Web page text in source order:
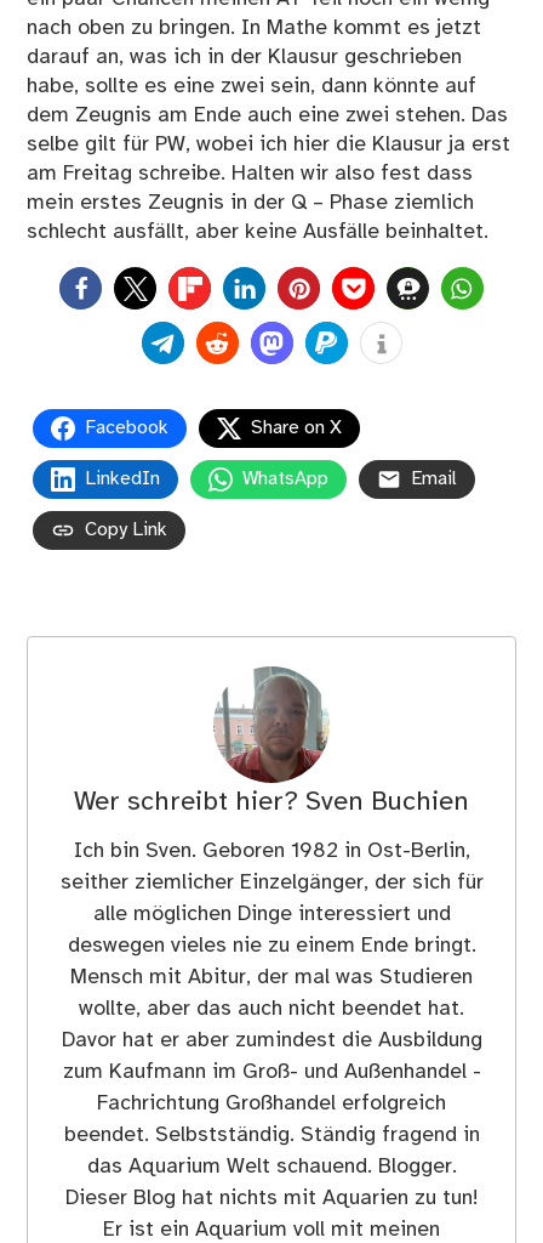
nach oben zu bringen. In Mathe kommt es jetzt
darauf an, was ich in der Klausur geschrieben
habe, sollte es eine zwei sein, dann könnte auf
dem Zeugnis am Ende auch eine zwei stehen. Das
selbe gilt für PW, wobei ich hier die Klausur ja erst
am Freitag schreibe. Halten wir also fest dass
mein erstes Zeugnis in der Q – Phase ziemlich
schlecht ausfällt, aber keine Ausfälle beinhaltet.
0
Facebook Share on X
LinkedIn WhatsApp Email
Copy Link
Wer schreibt hier? Sven Buchien
Ich bin Sven. Geboren 1982 in Ost-Berlin,
seither ziemlicher Einzelgänger, der sich für
alle möglichen Dinge interessiert und
deswegen vieles nie zu einem Ende bringt.
Mensch mit Abitur, der mal was Studieren
wollte, aber das auch nicht beendet hat.
Davor hat er aber zumindest die Ausbildung
zum Kaufmann im Groß- und Außenhandel -
Fachrichtung Großhandel erfolgreich
beendet. Selbstständig. Ständig fragend in
das Aquarium Welt schauend. Blogger.
Dieser Blog hat nichts mit Aquarien zu tun!
Er ist ein Aquarium voll mit meinen